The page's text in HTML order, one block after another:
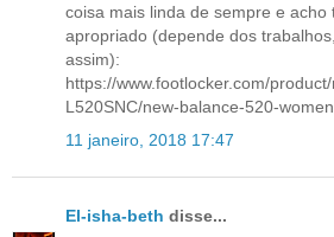
coisa mais linda de sempre e acho
apropriado (depende dos
assim):
https://www.footlocker.com/
L520SNC/new-balance-520-
11 janeiro, 2018 17:47
El-isha-beth disse...